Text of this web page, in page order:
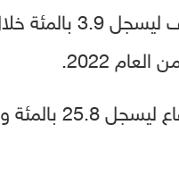
تباطأ معدل نمو النشاط